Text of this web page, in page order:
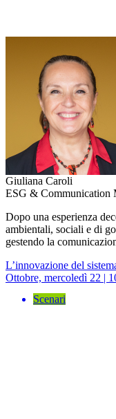
Giuliana Caroli
ESG & Communication
Dopo una esperienza
ambientali, sociali e di
gestendo la
L’innovazione del
Ottobre, mercoledì 22 |
Scenari